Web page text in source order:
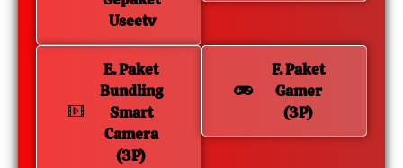
Useetv
E. Paket
Bundling
Smart
Camera
(3P)
F. Paket
Gamer
(3P)